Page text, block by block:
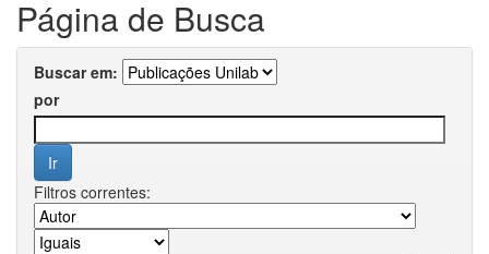
Página de Busca
Buscar em:
por
Filtros correntes: